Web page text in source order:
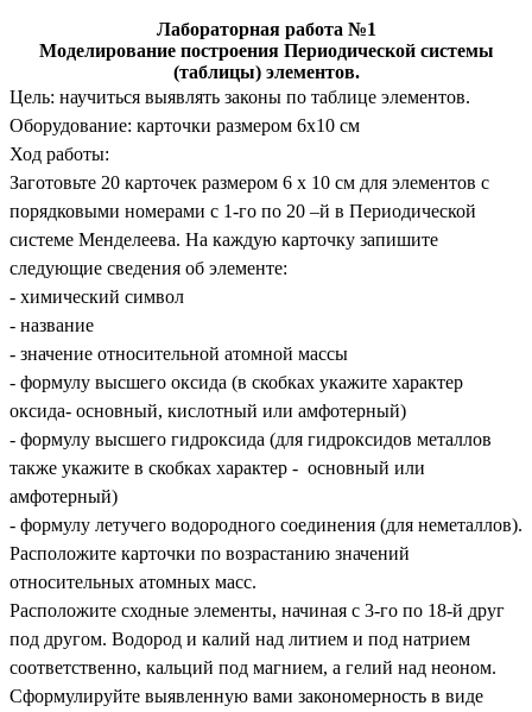
Лабораторная работа №1
Моделирование построения Периодической системы
(таблицы) элементов.
Цель: научиться выявлять законы по таблице элементов.
Оборудование: карточки размером 6х10 см
Ход работы:
Заготовьте 20 карточек размером 6 х 10 см для элементов с
порядковыми номерами с 1-го по 20 –й в Периодической
системе Менделеева. На каждую карточку запишите
следующие сведения об элементе:
- химический символ
- название
- значение относительной атомной массы
- формулу высшего оксида (в скобках укажите характер
оксида- основный, кислотный или амфотерный)
- формулу высшего гидроксида (для гидроксидов металлов
также укажите в скобках характер - основный или
амфотерный)
- формулу летучего водородного соединения (для неметаллов).
Расположите карточки по возрастанию значений
относительных атомных масс.
Расположите сходные элементы, начиная с 3-го по 18-й друг
под другом. Водород и калий над литием и под натрием
соответственно, кальций под магнием, а гелий над неоном.
Сформулируйте выявленную вами закономерность в виде